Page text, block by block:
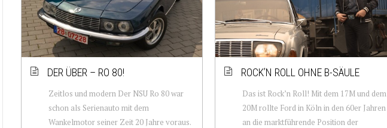
DER ÜBER – RO 80!
Zeitlos und modern Der NSU Ro 80 war
schon als Serienauto mit dem
Wankelmotor seiner Zeit 20 Jahre voraus.
ROCK’N ROLL OHNE B-SÄULE
Das ist Rock’n Roll! Mit dem 17M und dem
20M rollte Ford in Köln in den 60er Jahren
an die marktführende Position der